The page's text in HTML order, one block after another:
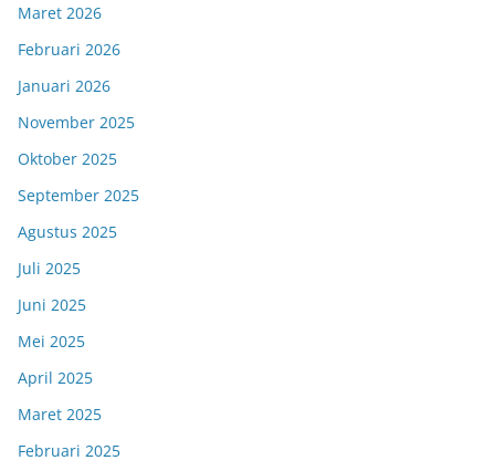
Maret 2026
Februari 2026
Januari 2026
November 2025
Oktober 2025
September 2025
Agustus 2025
Juli 2025
Juni 2025
Mei 2025
April 2025
Maret 2025
Februari 2025